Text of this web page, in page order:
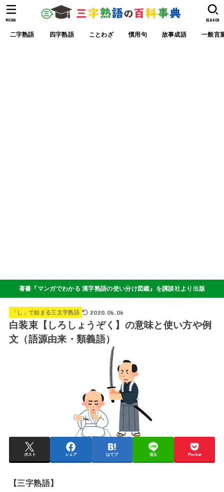
二字熟語 四字熟語 ことわざ 慣用句 故事成語 一般言
SEARCH
MENU
著書『マンガでわかる 漢字熟語の使い分け図鑑』を講談社より出版
「し」で始まる三文字熟語 2020.06.06
白装束【しろしょうぞく】の意味と使い方や例
文（語源由来・類義語）
ポスト シェア はてブ 送る Pocket
【三字熟語】